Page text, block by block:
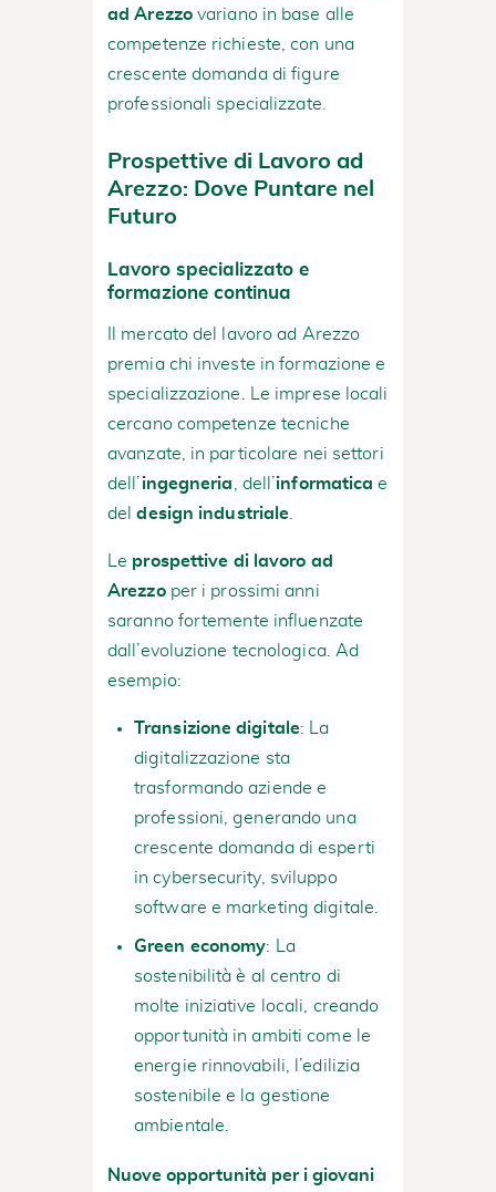
ad Arezzovariano in base alle
competenze richieste, con una
crescente domanda di figure
professionali specializzate.
Prospettive di Lavoro ad
Arezzo: Dove Puntare nel
Futuro
Lavoro specializzato e
formazione continua
Il mercato del lavoro ad Arezzo
premia chi investe in formazione e
specializzazione. Le imprese locali
cercano competenze tecniche
avanzate, in particolare nei settori
dell’ingegneria , dell’informatica e
deldesign industriale
Le prospettive di lavoro ad
Arezzoper i prossimi anni
saranno fortemente influenzate
dall’evoluzione tecnologica. Ad
esempio:
Transizione digitale: La
digitalizzazione sta
trasformando aziende e
professioni, generando una
crescente domanda di esperti
in cybersecurity, sviluppo
software e marketing digitale.
Green economy: La
sostenibilità è al centro di
molte iniziative locali, creando
opportunità in ambiti come le
energie rinnovabili, l’edilizia
sostenibile e la gestione
ambientale.
Nuove opportunità per i giovani